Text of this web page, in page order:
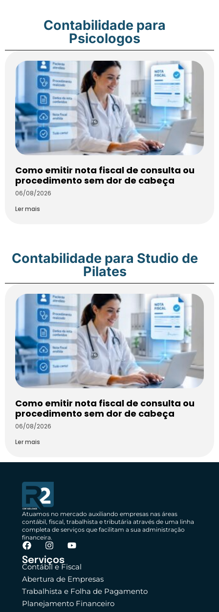
Contabilidade para
Psicologos
Como emitir nota fiscal de consulta ou
procedimento sem dor de cabeça
06/08/2026
Ler mais
Contabilidade para Studio de
Pilates
Como emitir nota fiscal de consulta ou
procedimento sem dor de cabeça
06/08/2026
Ler mais
Atuamos no mercado auxiliando empresas nas áreas
contábil, fiscal, trabalhista e tributária através de uma linha
completa de serviços que facilitam a sua administração
financeira.
Serviços
Contábil e Fiscal
Abertura de Empresas
Trabalhista e Folha de Pagamento
Planejamento Financeiro